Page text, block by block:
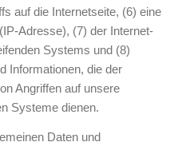
auf die Internetseite, (6) eine
Adresse), (7) der Internet-
Systems und (8)
Informationen, die der
Angriffen auf unsere
Systeme dienen.
Daten und